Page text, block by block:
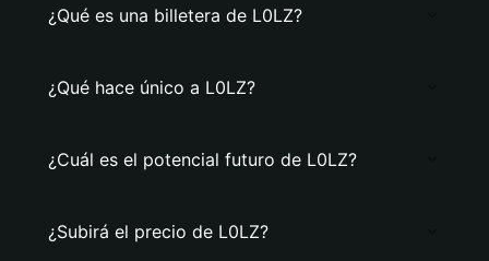
¿Qué es una billetera de L0LZ?
¿Qué hace único a L0LZ?
¿Cuál es el potencial futuro de L0LZ?
¿Subirá el precio de L0LZ?